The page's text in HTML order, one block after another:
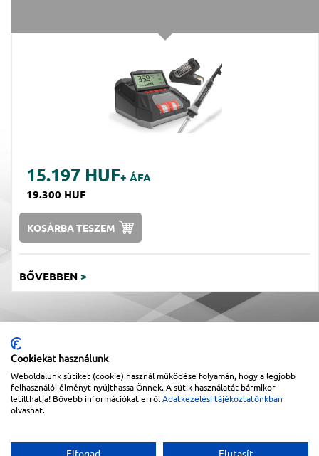
15.197 HUF+ ÁFA
19.300 HUF
KOSÁRBA TESZEM
BŐVEBBEN >
Cookiekat használunk
Weboldalunk sütiket (cookie) használ működése folyamán, hogy a legjobb
felhasználói élményt nyújthassa Önnek. A sütik használatát bármikor
letilthatja! Bővebb információkat errőlAdatkezelési tájékoztatónkban
olvashat.
Elfogad Elutasít